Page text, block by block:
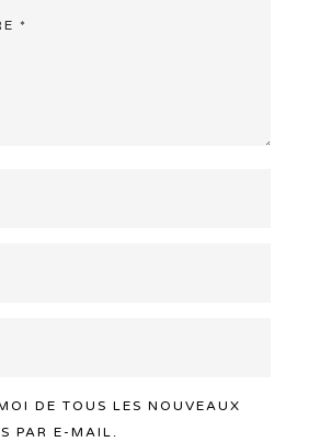
DE TOUS LES NOUVEAUX
PAR E-MAIL.